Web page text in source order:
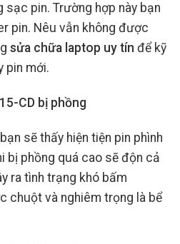
sạc pin. Trường hợp này bạn
pin. Nêu vẫn không được
sửa chữa laptop uy tín để kỹ
pin mới.
CD bị phồng
sẽ thấy hiện tiện pin phình
bị phồng quá cao sẽ độn cả
ra tình trạng khó bấm
chuột và nghiêm trọng là bể